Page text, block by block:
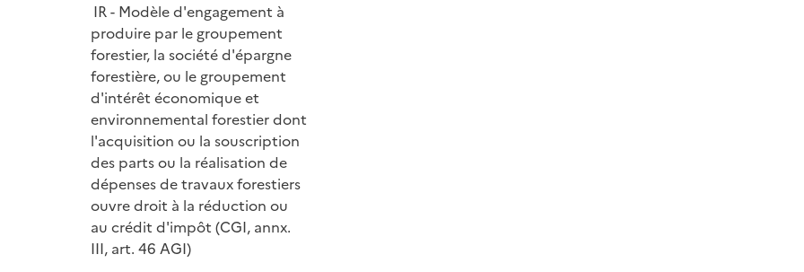
IR - Modèle d'engagement à
produire par le groupement
forestier, la société d'épargne
forestière, ou le groupement
d'intérêt économique et
environnemental forestier dont
l'acquisition ou la souscription
des parts ou la réalisation de
dépenses de travaux forestiers
ouvre droit à la réduction ou
au crédit d'impôt (CGI, annx.
III, art. 46 AGI)